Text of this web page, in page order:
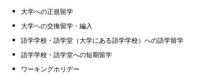
大学への正規留学
大学への交換留学・編入
語学学校・語学堂（大学にある語学学校）への語学留学
語学学校・語学堂への短期留学
ワーキングホリデー